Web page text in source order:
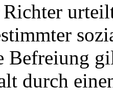
Befreiung
durch